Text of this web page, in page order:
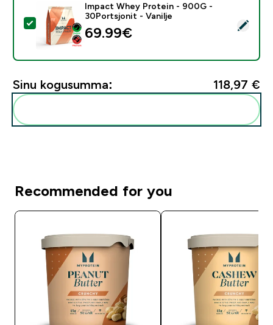
Vali see toode - Impact Whey Protein - 900G -
Impact Whey Protein - 900G -
30Portsjonit - Vanilje
69.99€‎
Sinu kogusumma: 118,97 €‎
Recommended for you